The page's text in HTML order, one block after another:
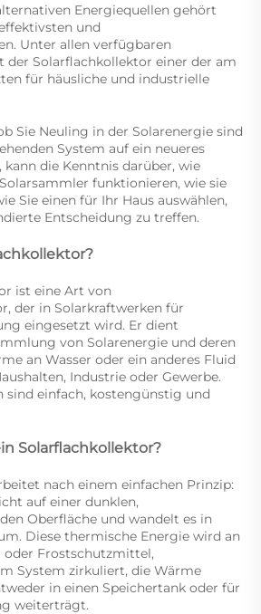
Energiequellen gehört
und
Unter allen verfügbaren
der Solarflachkollektor einer der am
für häusliche und industrielle
Sie Neuling in der Solarenergie sind
System auf ein neueres
die Kenntnis darüber, wie
funktionieren, wie sie
Sie einen für Ihr Haus auswählen,
Entscheidung zu treffen.
ist eine Art von
der in Solarkraftwerken für
eingesetzt wird. Er dient
von Solarenergie und deren
an Wasser oder ein anderes Fluid
Industrie oder Gewerbe.
sind einfach, kostengünstig und
Solarflachkollektor?
nach einem einfachen Prinzip:
auf einer dunklen,
Oberfläche und wandelt es in
Diese thermische Energie wird an
oder Frostschutzmittel,
System zirkuliert, die Wärme
in einen Speichertank oder für
weiterträgt.